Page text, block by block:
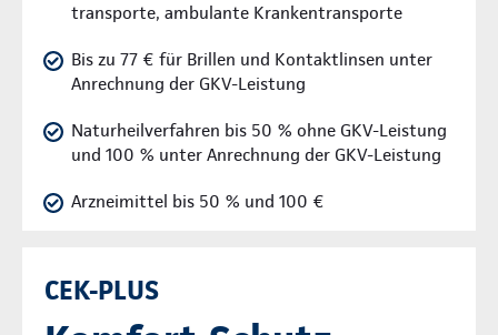
transporte, ambulante Krankentransporte
Bis zu 77 € für Brillen und Kontaktlinsen unter
Anrechnung der GKV-Leistung
Naturheilverfahren bis 50 % ohne GKV-Leistung
und 100 % unter Anrechnung der GKV-Leistung
Arzneimittel bis 50 % und 100 €
CEK-PLUS